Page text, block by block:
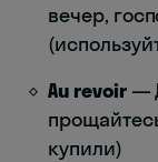
вечер,
Au revoir—
купили)